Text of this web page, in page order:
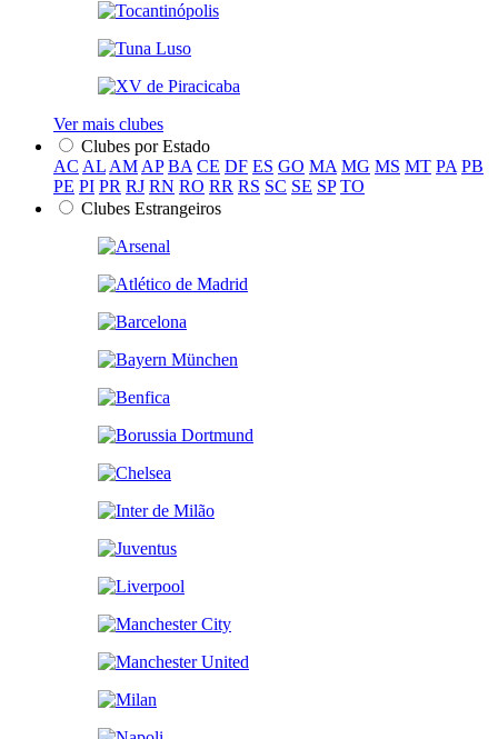
Ver mais clubes
Clubes por Estado
AC AL AM AP BA CE DF ES GO MA MG MS MT PA PB
PE PI PR RJ RN RO RR RS SC SE SP TO
Clubes Estrangeiros